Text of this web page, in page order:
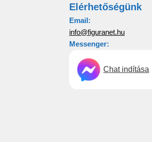
Elérhetőségünk
Email:
info@figuranet.hu
Messenger:
Chat indítása